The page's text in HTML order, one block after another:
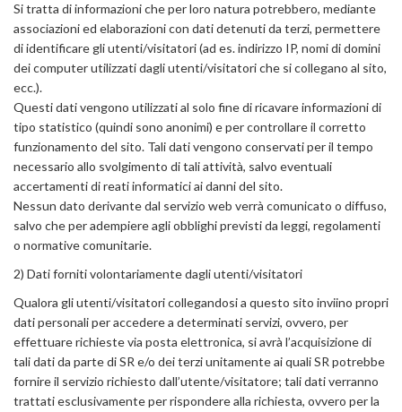
Si tratta di informazioni che per loro natura potrebbero, mediante
associazioni ed elaborazioni con dati detenuti da terzi, permettere
di identificare gli utenti/visitatori (ad es. indirizzo IP, nomi di domini
dei computer utilizzati dagli utenti/visitatori che si collegano al sito,
ecc.).
Questi dati vengono utilizzati al solo fine di ricavare informazioni di
tipo statistico (quindi sono anonimi) e per controllare il corretto
funzionamento del sito. Tali dati vengono conservati per il tempo
necessario allo svolgimento di tali attività, salvo eventuali
accertamenti di reati informatici ai danni del sito.
Nessun dato derivante dal servizio web verrà comunicato o diffuso,
salvo che per adempiere agli obblighi previsti da leggi, regolamenti
o normative comunitarie.
2) Dati forniti volontariamente dagli utenti/visitatori
Qualora gli utenti/visitatori collegandosi a questo sito inviino propri
dati personali per accedere a determinati servizi, ovvero, per
effettuare richieste via posta elettronica, si avrà l’acquisizione di
tali dati da parte di SR e/o dei terzi unitamente ai quali SR potrebbe
fornire il servizio richiesto dall’utente/visitatore; tali dati verranno
trattati esclusivamente per rispondere alla richiesta, ovvero per la